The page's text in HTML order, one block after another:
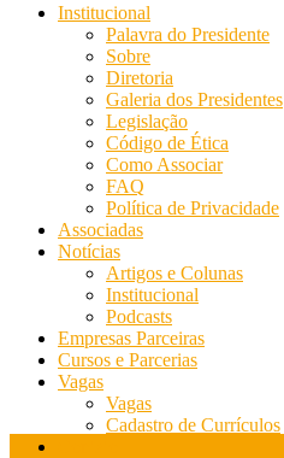
Institucional
Palavra do Presidente
Sobre
Diretoria
Galeria dos Presidentes
Legislação
Código de Ética
Como Associar
FAQ
Política de Privacidade
Associadas
Notícias
Artigos e Colunas
Institucional
Podcasts
Empresas Parceiras
Cursos e Parcerias
Vagas
Vagas
Cadastro de Currículos